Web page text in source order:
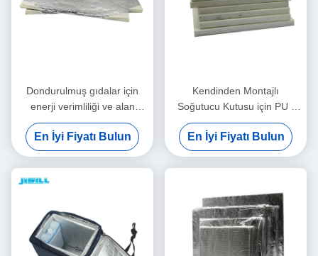
Dondurulmuş gıdalar için
enerji verimliliği ve alan
avantajları ile yalıtımlı kutu
vakum yalıtımlı panel
En İyi Fiyatı Bulun
Kendinden Montajlı
Soğutucu Kutusu için PU -
VIP Vakum İzoleli Paneli
Özelleştirme
En İyi Fiyatı Bulun